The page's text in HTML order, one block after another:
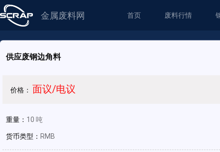
金属废料网 首页 废料行情
供应废钢边角料
价格： 面议/电议
重量： 10 吨
货币类型： RMB